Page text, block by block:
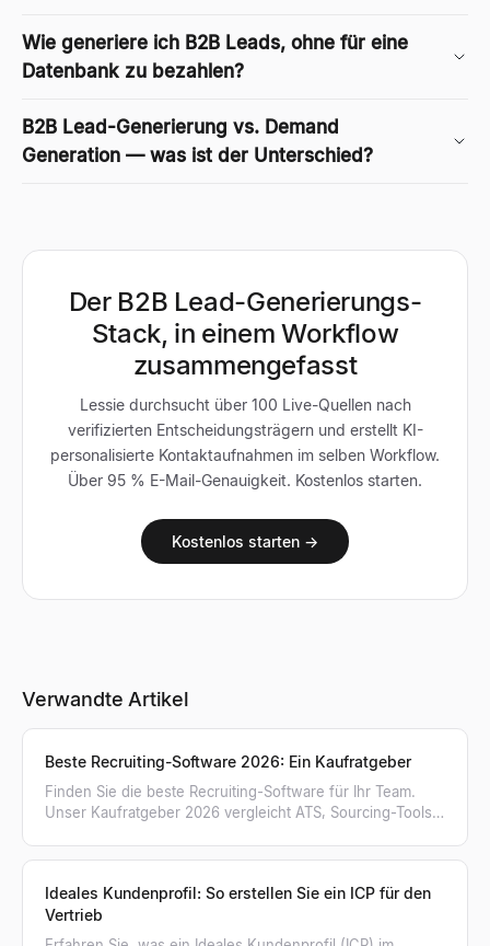
Wie generiere ich B2B Leads, ohne für eine
Datenbank zu bezahlen?
B2B Lead-Generierung vs. Demand
Generation — was ist der Unterschied?
Der B2B Lead-Generierungs-
Stack, in einem Workflow
zusammengefasst
Lessie durchsucht über 100 Live-Quellen nach
verifizierten Entscheidungsträgern und erstellt KI-
personalisierte Kontaktaufnahmen im selben Workflow.
Über 95 % E-Mail-Genauigkeit. Kostenlos starten.
Kostenlos starten →
Verwandte Artikel
Beste Recruiting-Software 2026: Ein Kaufratgeber
Finden Sie die beste Recruiting-Software für Ihr Team.
Unser Kaufratgeber 2026 vergleicht ATS, Sourcing-Tools,
Ideales Kundenprofil: So erstellen Sie ein ICP für den
Vertrieb